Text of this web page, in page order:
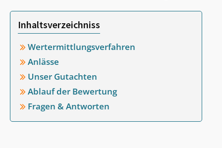
Inhaltsverzeichniss
Wertermittlungsverfahren
Anlässe
Unser Gutachten
Ablauf der Bewertung
Fragen & Antworten